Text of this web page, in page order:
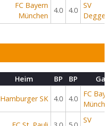
FC Bayern
München
4.0 4.0
SV
Heim BP BP Gast
Hamburger SK 4.0 4.0
FC
SV